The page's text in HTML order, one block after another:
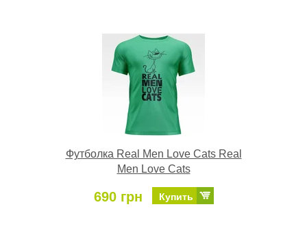
Футболка Real Men Love Cats Real
Men Love Cats
690 грн Купить